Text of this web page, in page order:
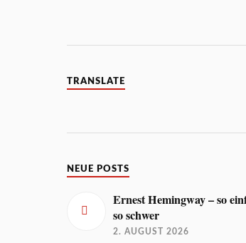
TRANSLATE
NEUE POSTS
Ernest Hemingway – so
so schwer
2. AUGUST 2026